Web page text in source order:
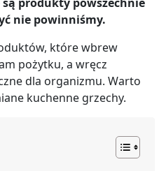
nie powinniśmy.
które wbrew
pożytku, a wręcz
dla organizmu. Warto
kuchenne grzechy.